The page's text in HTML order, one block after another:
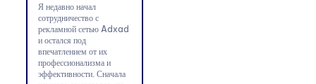
Я недавно начал
сотрудничество с
рекламной сетью Adxad
и остался под
впечатлением от их
профессионализма и
эффективности. Сначала